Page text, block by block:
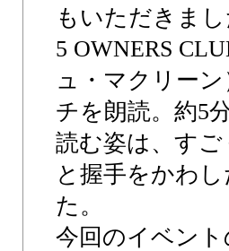
もいただきま
5 OWNERS
ュ・マクリー
チを朗読。約5
読む姿は、す
と握手をかわ
た。
今回のイベン